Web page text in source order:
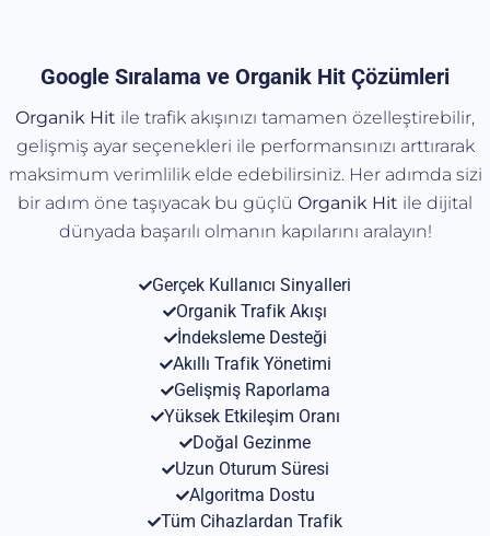
Google Sıralama ve Organik Hit Çözümleri
Organik Hit ile trafik akışınızı tamamen özelleştirebilir,
gelişmiş ayar seçenekleri ile performansınızı arttırarak
maksimum verimlilik elde edebilirsiniz. Her adımda sizi
bir adım öne taşıyacak bu güçlü Organik Hit ile dijital
dünyada başarılı olmanın kapılarını aralayın!
Gerçek Kullanıcı Sinyalleri
Organik Trafik Akışı
İndeksleme Desteği
Akıllı Trafik Yönetimi
Gelişmiş Raporlama
Yüksek Etkileşim Oranı
Doğal Gezinme
Uzun Oturum Süresi
Algoritma Dostu
Tüm Cihazlardan Trafik